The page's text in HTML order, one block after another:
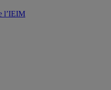
l’IEIM